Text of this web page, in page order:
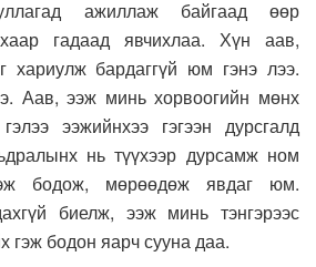
ажиллаж байгаад өөр
гадаад явчихлаа. Хүн аав,
хариулж бардаггүй юм гэнэ лээ.
Аав, ээж минь хорвоогийн мөнх
ээжийнхээ гэгээн дурсгалд
нь түүхээр дурсамж ном
бодож, мөрөөдөж явдаг юм.
биелж, ээж минь тэнгэрээс
гэж бодон яарч сууна даа.